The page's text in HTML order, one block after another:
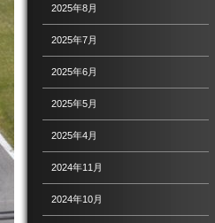
2025年8月
2025年7月
2025年6月
2025年5月
2025年4月
2024年11月
2024年10月